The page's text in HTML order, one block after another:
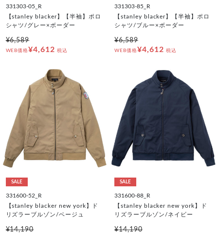
331303-05_R
【stanley blacker】【半袖】ポロ
シャツ/グレー×ボーダー
¥6,589
WEB価格¥4,612 税込
331303-85_R
【stanley blacker】【半袖】ポロ
シャツ/ブルー×ボーダー
¥6,589
WEB価格¥4,612 税込
SALE
331600-52_R
【stanley blacker new york】ド
リズラーブルゾン/ベージュ
¥14,190
SALE
331600-88_R
【stanley blacker new york】ド
リズラーブルゾン/ネイビー
¥14,190